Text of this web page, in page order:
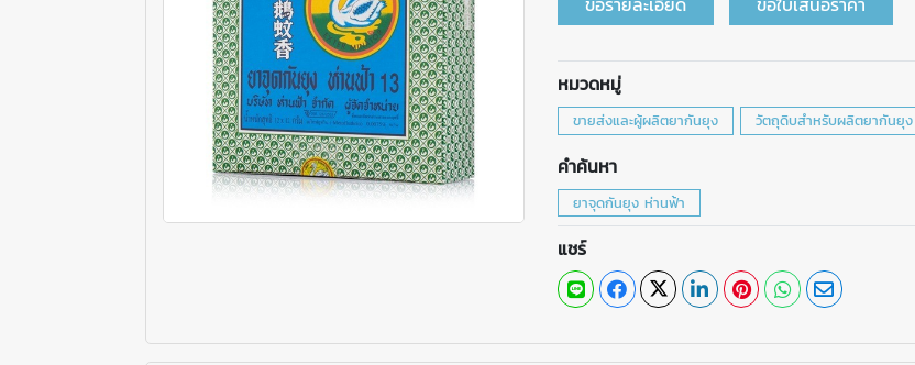
หมวดหมู่
ขายส่งและผู้ผลิตยากันยุง วัตถุดิบสำหรับผลิตยากันยุง
คำค้นหา
ยาจุดกันยุง ห่านฟ้า
แชร์